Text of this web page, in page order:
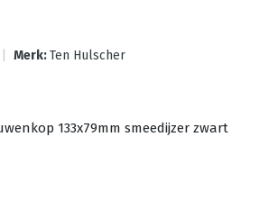
Merk:Ten Hulscher